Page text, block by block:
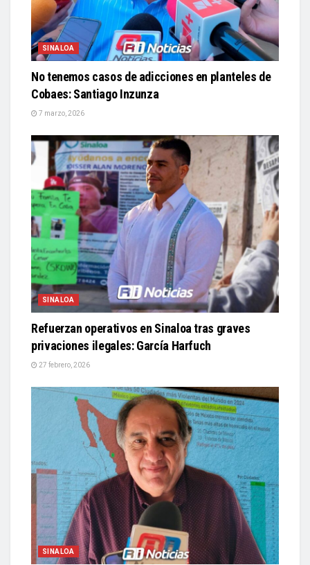
SINALOA
No tenemos casos de adicciones en planteles de
Cobaes: Santiago Inzunza
7 marzo, 2026
SINALOA
Refuerzan operativos en Sinaloa tras graves
privaciones ilegales: García Harfuch
27 febrero, 2026
SINALOA